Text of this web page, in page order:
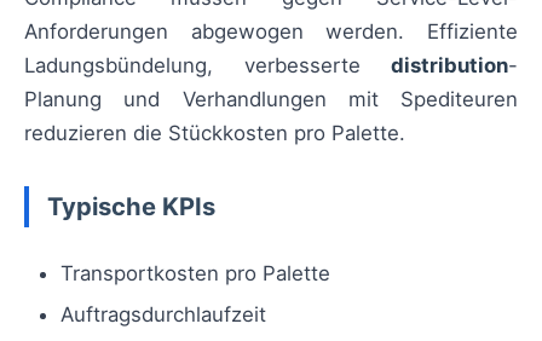
Anforderungen abgewogen werden. Effiziente
Ladungsbündelung, verbesserte distribution-
Planung und Verhandlungen mit Spediteuren
reduzieren die Stückkosten pro Palette.
Typische KPIs
Transportkosten pro Palette
Auftragsdurchlaufzeit